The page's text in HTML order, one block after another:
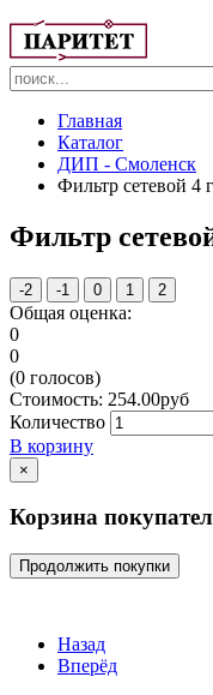
Главная
Каталог
ДИП - Смоленск
Фильтр сетевой 4
Фильтр
Общая оценка:
0
0
(0 голосов)
Стоимость: 254.00руб
Количество
В корзину
×
Корзина
Продолжить покупки
Назад
Вперёд